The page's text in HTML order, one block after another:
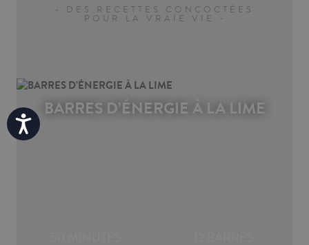
Accessibility
- DES RECETTES CONCOCTÉES
POUR LA VRAIE VIE -
BARRES D’ÉNERGIE À LA LIME